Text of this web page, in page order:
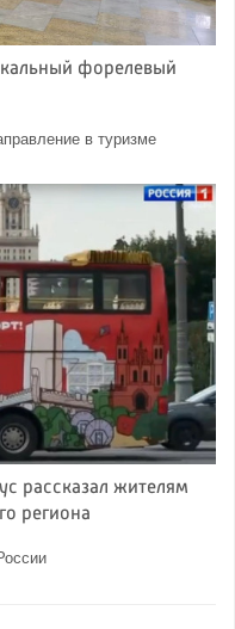
форелевый
в туризме
рассказал жителям
региона